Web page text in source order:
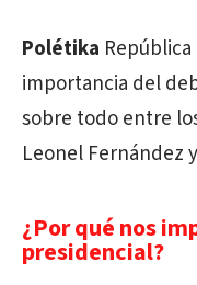
Polétika
importancia del
sobre todo entre
Leonel Fernández
¿Por qué nos
presidencial?